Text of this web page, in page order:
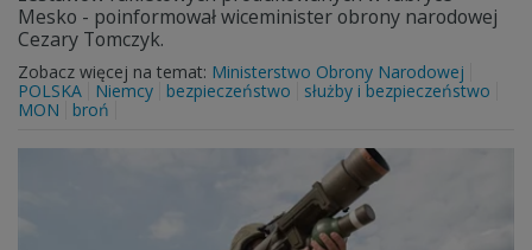
Mesko - poinformował wiceminister obrony narodowej
Cezary Tomczyk.
Zobacz więcej na temat: Ministerstwo Obrony Narodowej
POLSKA
Niemcy bezpieczeństwo
służby i bezpieczeństwo
MON
broń